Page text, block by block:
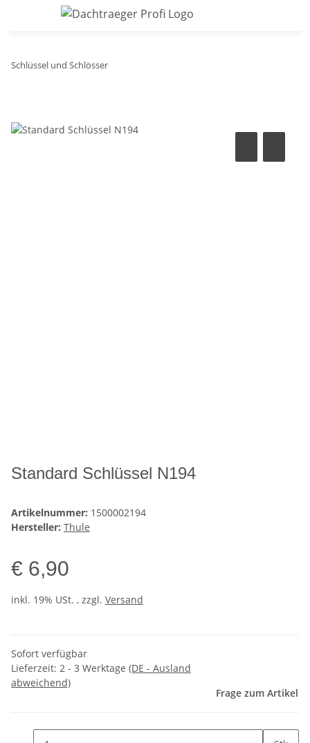
Schlüssel und Schlösser
Standard Schlüssel N194
Artikelnummer: 1500002194
Hersteller: Thule
€ 6,90
inkl. 19% USt. , zzgl. Versand
Sofort verfügbar
Lieferzeit: 2 - 3 Werktage (DE - Ausland
abweichend)
Frage zum Artikel